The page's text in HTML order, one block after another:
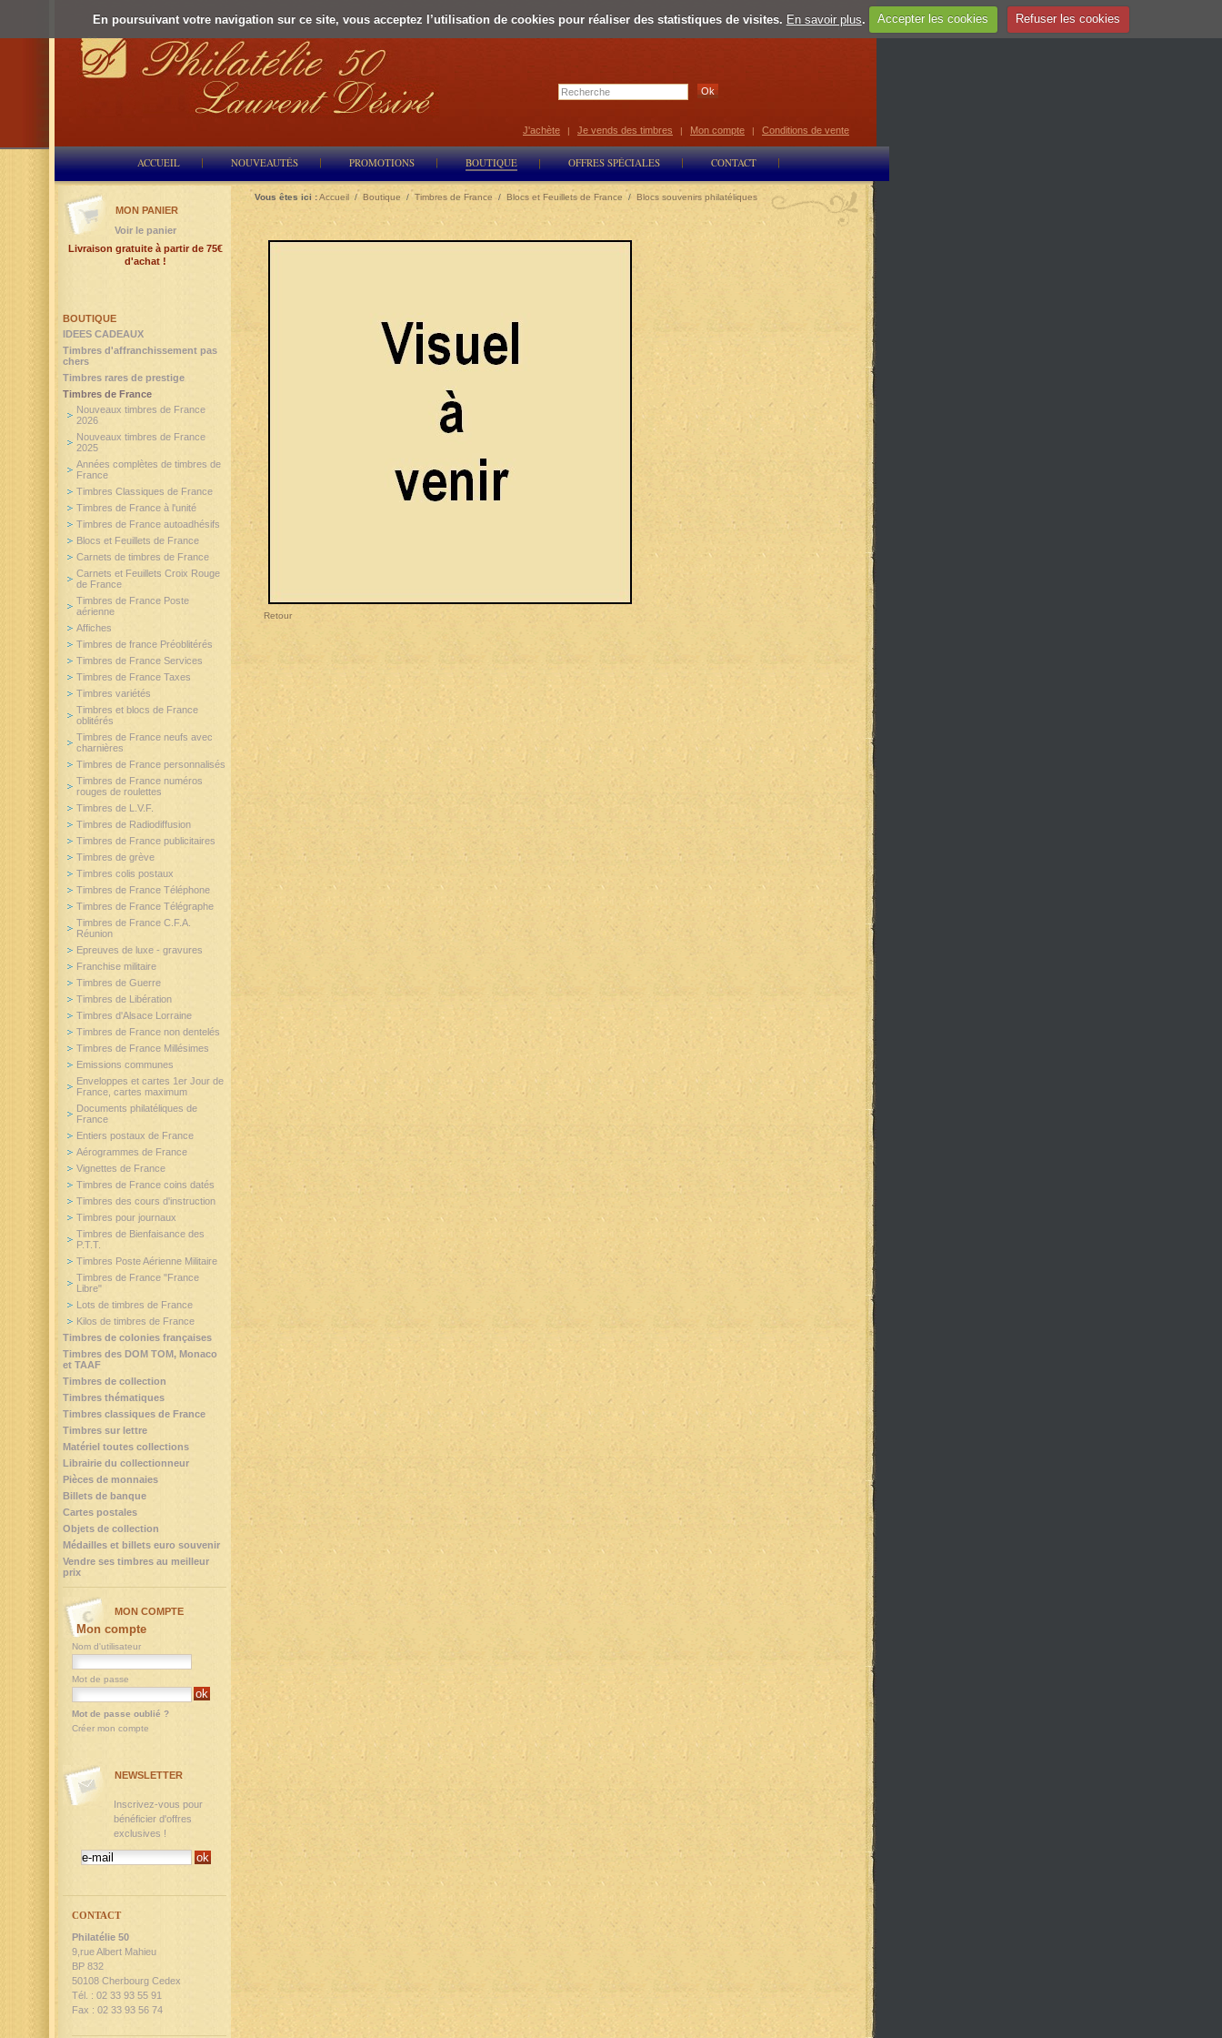
En poursuivant votre navigation sur ce site, vous acceptez l’utilisation de cookies pour réaliser des statistiques de visites. En savoir plus. Accepter les cookies Refuser les cookies
Select Language ▼
ACCUEIL NOUVEAUTÉS PROMOTIONS BOUTIQUE OFFRES SPÉCIALES CONTACT
J'achète | Je vends des timbres | Mon compte | Conditions de vente
Vous êtes ici :Accueil / Boutique /Timbres de France / Blocs et Feuillets de France / Blocs souvenirs philatéliques
Retour
BOUTIQUE
IDEES CADEAUX
Timbres d'affranchissement pas
chers
Timbres rares de prestige
Timbres de France
Nouveaux timbres de France
2026
Nouveaux timbres de France
2025
Années complètes de timbres de
France
Timbres Classiques de France
Timbres de France à l'unité
Timbres de France autoadhésifs
Blocs et Feuillets de France
Carnets de timbres de France
Carnets et Feuillets Croix Rouge
de France
Timbres de France Poste
aérienne
Affiches
Timbres de france Préoblitérés
Timbres de France Services
Timbres de France Taxes
Timbres variétés
Timbres et blocs de France
oblitérés
Timbres de France neufs avec
charnières
Timbres de France personnalisés
Timbres de France numéros
rouges de roulettes
Timbres de L.V.F.
Timbres de Radiodiffusion
Timbres de France publicitaires
Timbres de grève
Timbres colis postaux
Timbres de France Téléphone
Timbres de France Télégraphe
Timbres de France C.F.A.
Réunion
Epreuves de luxe - gravures
Franchise militaire
Timbres de Guerre
Timbres de Libération
Timbres d'Alsace Lorraine
Timbres de France non dentelés
Timbres de France Millésimes
Emissions communes
Enveloppes et cartes 1er Jour de
France, cartes maximum
Documents philatéliques de
France
Entiers postaux de France
Aérogrammes de France
Vignettes de France
Timbres de France coins datés
Timbres des cours d'instruction
Timbres pour journaux
Timbres de Bienfaisance des
P.T.T.
Timbres Poste Aérienne Militaire
Timbres de France "France
Libre"
Lots de timbres de France
Kilos de timbres de France
Timbres de colonies françaises
Timbres des DOM TOM, Monaco
et TAAF
Timbres de collection
Timbres thématiques
Timbres classiques de France
Timbres sur lettre
Matériel toutes collections
Librairie du collectionneur
Pièces de monnaies
Billets de banque
Cartes postales
Objets de collection
Médailles et billets euro souvenir
Vendre ses timbres au meilleur
prix
MON PANIER
Voir le panier
Livraison gratuite à partir de 75€
d'achat !
MON COMPTE
Mon compte
Nom d'utilisateur
Mot de passe
Mot de passe oublié ?
Créer mon compte
NEWSLETTER
Inscrivez-vous pour
bénéficier d'offres
exclusives !
CONTACT
Philatélie 50
9,rue Albert Mahieu
BP 832
50108 Cherbourg Cedex
Tél. : 02 33 93 55 91
Fax : 02 33 93 56 74